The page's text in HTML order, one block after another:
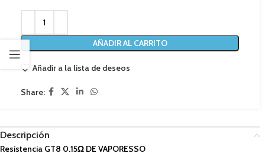
AÑADIR AL CARRITO
Añadir a la lista de deseos
Share:
Descripción
Resistencia GT8 0.15Ω DE VAPORESSO